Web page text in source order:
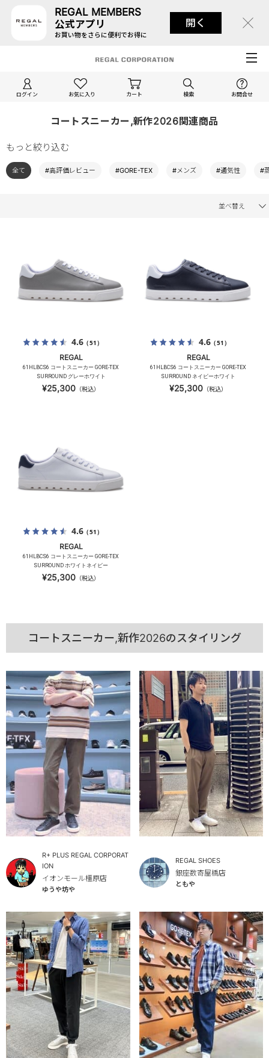
REGAL MEMBERS
公式アプリ
お買い物をさらに便利でお得に
開く
ログイン お気に入り カート 検索 お問合せ
コートスニーカー,新作2026関連商品
もっと絞り込む
全て #高評価レビュー #GORE-TEX #メンズ #通気性 #
並べ替え
4.6（51）
REGAL
61HLBCS6 コートスニーカー GORE-TEX
SURROUND グレーホワイト
¥25,300 （税込）
4.6（51）
REGAL
61HLBCS6 コートスニーカー GORE-TEX
SURROUND ネイビーホワイト
¥25,300 （税込）
4.6（51）
REGAL
61HLBCS6 コートスニーカー GORE-TEX
SURROUND ホワイトネイビー
¥25,300 （税込）
コートスニーカー,新作2026のスタイリング
R+ PLUS REGAL CORPORAT
ION
イオンモール橿原店
ゆうや坊や
REGAL SHOES
銀座数寄屋橋店
ともや